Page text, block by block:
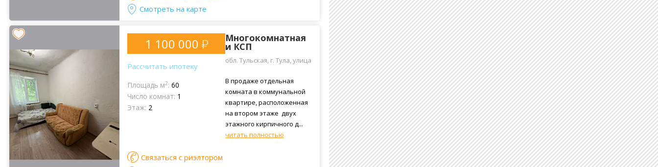
Смотреть на карте
Многокомнатная
и КСП
обл. Тульская, г. Тула, улица
В продаже отдельная
комната в коммунальной
квартире, расположенная
на втором этаже двух
этажного кирпичного д...
читать полностью
1 100 000
Рассчитать ипотеку
Площадь м2: 60
Число комнат: 1
Этаж: 2
Связаться с риэлтором